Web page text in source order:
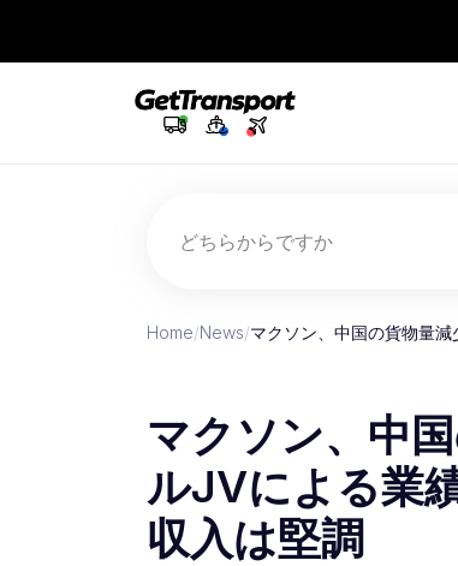
どちらからですか
Home/News/マクソン、中国の貨物量
マクソン、中
ルJVによる業
収入は堅調